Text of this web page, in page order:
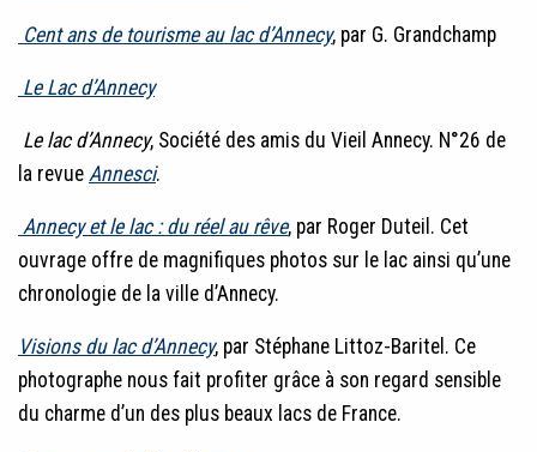
Cent ans de tourisme au lac d’Annecy, par G. Grandchamp
Le Lac d’Annecy
Le lac d’Annecy, Société des amis du Vieil Annecy. N°26 de
la revue Annesci.
Annecy et le lac : du réel au rêve, par Roger Duteil. Cet
ouvrage offre de magnifiques photos sur le lac ainsi qu’une
chronologie de la ville d’Annecy.
Visions du lac d’Annecy, par Stéphane Littoz-Baritel. Ce
photographe nous fait profiter grâce à son regard sensible
du charme d’un des plus beaux lacs de France.